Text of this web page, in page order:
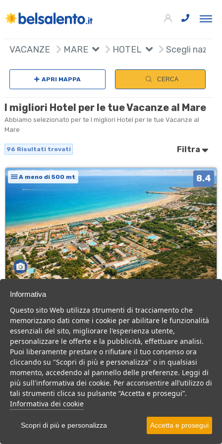
VACANZE MARE HOTEL Scegli
APRI MAPPA CERCA
I migliori Hotel per le tue Vacanze al Mare
Abbiamo selezionato per te I migliori Hotel per le tue Vacanze al
Mare
96 Risultati trovati Filtra
A meno di 500 mt 8.4
Green Park Village
107 Camere
Villaggio a Vieste, con piscina e animazione, ideale per famiglie
con bambini.
Villaggio Hotel
VEDI SU MAPPA
INFO STRUTTURA
+
Informativa
Questo sito Web utilizza strumenti di tracciamento che
memorizzano dati come i cookie per abilitare le funzionalità
essenziali del sito, migliorare l'esperienza utente,
personalizzare le offerte e la pubblicità, effettuare analisi.
Puoi liberamente prestare o rifiutare il tuo consenso ora
cliccando su "Scopri di più e personalizza" o in qualsiasi
momento, accedendo al pannello delle preferenze. Leggi di
più sull'informativa dei cookie. Per acconsentire all’utilizzo di
tali strumenti clicca su pulsante “Accetta e prosegui”.
Informativa dei cookie
Scopri di più e personalizza Accetta e prosegui